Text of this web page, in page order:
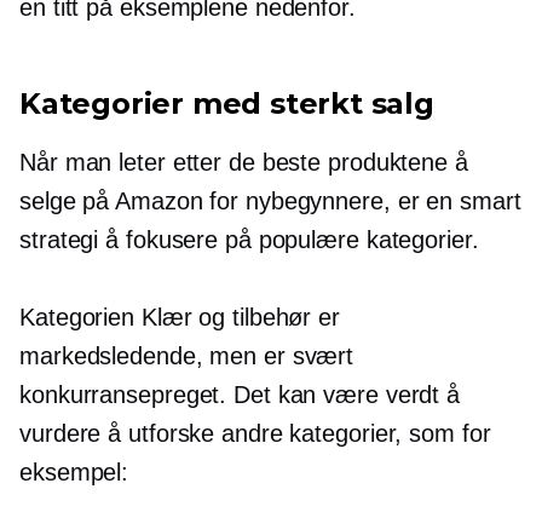
en titt på eksemplene nedenfor.
Kategorier med sterkt salg
Når man leter etter de beste produktene å
selge på Amazon for nybegynnere, er en smart
strategi å fokusere på populære kategorier.
Kategorien Klær og tilbehør er
markedsledende, men er svært
konkurransepreget. Det kan være verdt å
vurdere å utforske andre kategorier, som for
eksempel: